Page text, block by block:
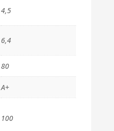
4,5
6,4
80
A+
100